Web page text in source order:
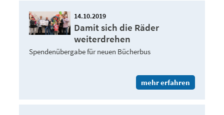
14.10.2019
Damit sich die Räder
weiterdrehen
Spendenübergabe für neuen Bücherbus
mehr erfahren